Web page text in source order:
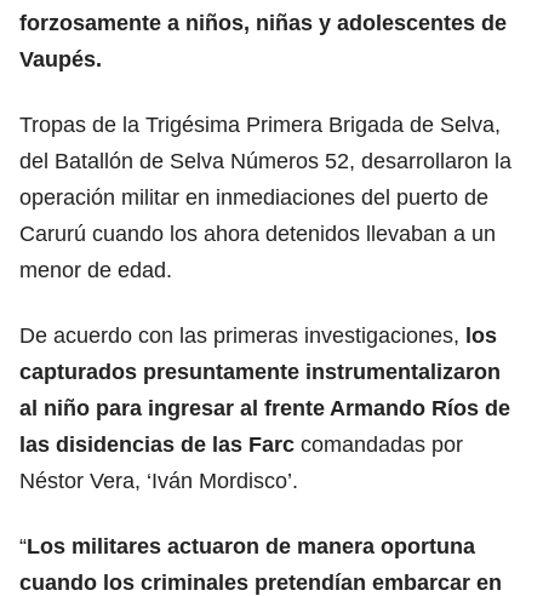
forzosamente a niños, niñas y adolescentes de
Vaupés.
Tropas de la Trigésima Primera Brigada de Selva,
del Batallón de Selva Números 52, desarrollaron la
operación militar en inmediaciones del puerto de
Carurú cuando los ahora detenidos llevaban a un
menor de edad.
De acuerdo con las primeras investigaciones, los
capturados presuntamente instrumentalizaron
al niño para ingresar al frente Armando Ríos de
las disidencias de las Farc comandadas por
Néstor Vera, ‘Iván Mordisco’.
“Los militares actuaron de manera oportuna
cuando los criminales pretendían embarcar en